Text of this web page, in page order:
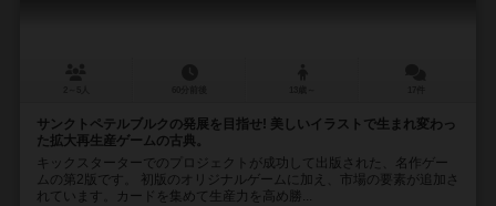
サンクトペテルブルクの発展を目指せ! 美しいイラストで生まれ変わっ
た拡大再生産ゲームの古典。
キックスターターでのプロジェクトが成功して出版された、名作ゲー
ムの第2版です。 初版のオリジナルゲームに加え、市場の要素が追加さ
れています。カードを集めて生産力を高め勝...